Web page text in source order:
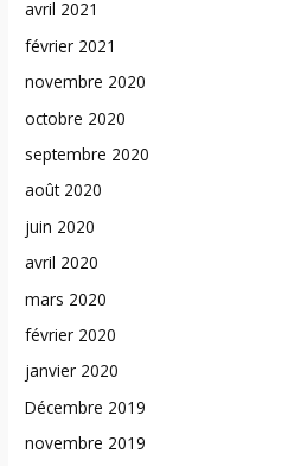
avril 2021
février 2021
novembre 2020
octobre 2020
septembre 2020
août 2020
juin 2020
avril 2020
mars 2020
février 2020
janvier 2020
Décembre 2019
novembre 2019